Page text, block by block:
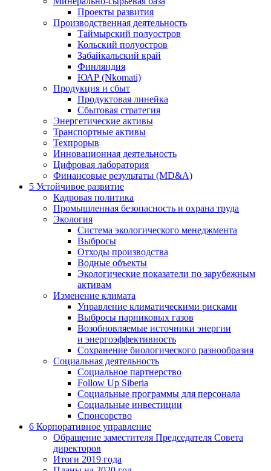
Проекты развития
Производственная деятельность
Таймырский полуостров
Кольский полуостров
Забайкальский край
Финляндия
ЮАР (Nkomati)
Продукция и сбыт
Продуктовая линейка
Сбытовая стратегия
Энергетические активы
Транспортные активы
Техпрорыв
Инновационная деятельность
Цифровая лаборатория
Финансовые результаты (MD&A)
5 Устойчивое развитие
Кадровая политика
Промышленная безопасность и охрана труда
Экология
Система экологического менеджмента
Выбросы
Отходы производства
Водные объекты
Экологические показатели по зарубежным
активам
Изменение климата
Управление климатическими рисками
Выбросы парниковых газов
Возобновляемые источники энергии
и энергоэффективность
Сохранение биологического разнообразия
Социальная деятельность
Социальное партнерство
Follow Up Siberia
Социальные программы для персонала
Социальные инвестиции
Спонсорство
6 Корпоративное управление
Обращение заместителя Председателя Совета
директоров
Итоги 2019 года